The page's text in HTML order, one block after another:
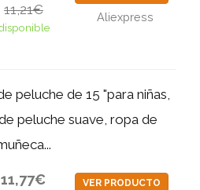
11,21€ Aliexpress
peluche de 15 "para niñas,
peluche suave, ropa de
11,77€ VER PRODUCTO